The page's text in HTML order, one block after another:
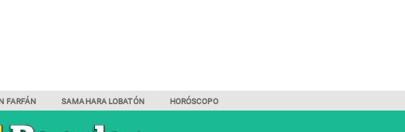
FARFÁN SAMAHARA LOBATÓN HORÓSCOPO